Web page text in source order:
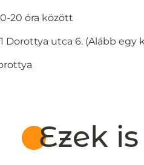
20 óra között
Dorottya utca 6. (Alább
Ezek